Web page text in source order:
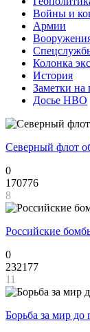
Войны и
Армии
Колонка
История
Заметки на
Досье НВО
Северный флот
0
170776
8
Российские
0
232177
11
Борьба за мир до